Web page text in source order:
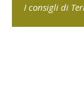
I consigli di